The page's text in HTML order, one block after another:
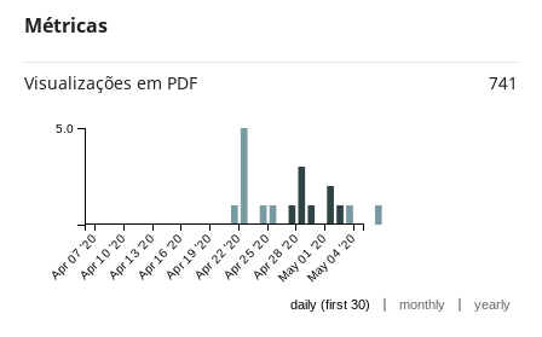
Métricas
Visualizações em PDF 741
Apr 07 '20Apr 10 '20Apr 13 '20Apr 16 '20Apr 19 '20Apr 22 '20Apr 25 '20Apr 28 '20May 01 '20May 04 '20
5.0
daily (first 30) | monthly | yearly